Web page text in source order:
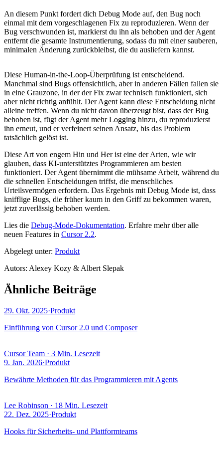
An diesem Punkt fordert dich Debug Mode auf, den Bug noch
einmal mit dem vorgeschlagenen Fix zu reproduzieren. Wenn der
Bug verschwunden ist, markierst du ihn als behoben und der Agent
entfernt die gesamte Instrumentierung, sodass du mit einer sauberen,
minimalen Änderung zurückbleibst, die du ausliefern kannst.
Diese Human-in-the-Loop-Überprüfung ist entscheidend.
Manchmal sind Bugs offensichtlich, aber in anderen Fällen fallen sie
in eine Grauzone, in der der Fix zwar technisch funktioniert, sich
aber nicht richtig anfühlt. Der Agent kann diese Entscheidung nicht
alleine treffen. Wenn du nicht davon überzeugt bist, dass der Bug
behoben ist, fügt der Agent mehr Logging hinzu, du reproduzierst
ihn erneut, und er verfeinert seinen Ansatz, bis das Problem
tatsächlich gelöst ist.
Diese Art von engem Hin und Her ist eine der Arten, wie wir
glauben, dass KI-unterstütztes Programmieren am besten
funktioniert. Der Agent übernimmt die mühsame Arbeit, während du
die schnellen Entscheidungen triffst, die menschliches
Urteilsvermögen erfordern. Das Ergebnis mit Debug Mode ist, dass
knifflige Bugs, die früher kaum in den Griff zu bekommen waren,
jetzt zuverlässig behoben werden.
Lies die Debug-Mode-Dokumentation. Erfahre mehr über alle
neuen Features in Cursor 2.2.
Abgelegt unter: Produkt
Autors: Alexey Kozy & Albert Slepak
Ähnliche Beiträge
29. Okt. 2025·Produkt
Einführung von Cursor 2.0 und Composer
Cursor Team · 3 Min. Lesezeit
9. Jan. 2026·Produkt
Bewährte Methoden für das Programmieren mit Agents
Lee Robinson · 18 Min. Lesezeit
22. Dez. 2025·Produkt
Hooks für Sicherheits- und Plattformteams